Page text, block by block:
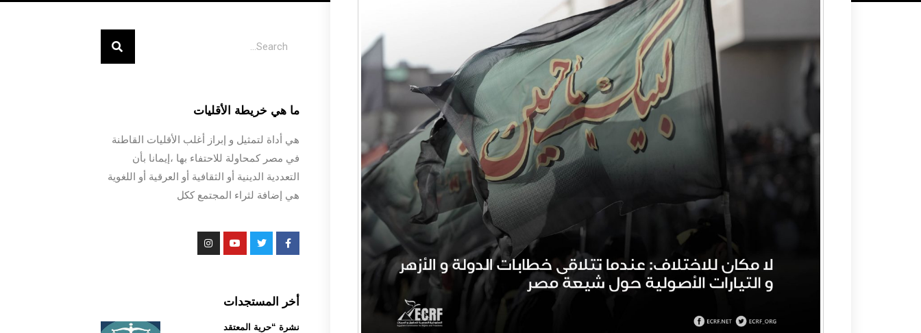
ما هي خريطة الأقليات
هي أداة لتمثيل و إبراز أغلب الأقليات القاطنة
في مصر كمحاولة للاحتفاء بها ،إيمانا بأن
التعددية الدينية أو الثقافية أو العرقية أو اللغوية
هي إضافة لثراء المجتمع ككل
أخر المستجدات
نشرة “حرية المعتقد